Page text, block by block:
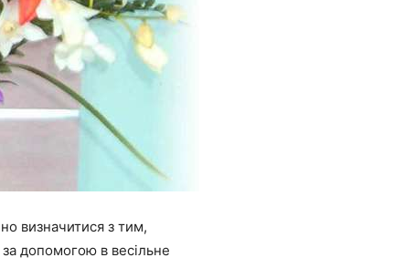
визначитися з тим,
за допомогою в весільне